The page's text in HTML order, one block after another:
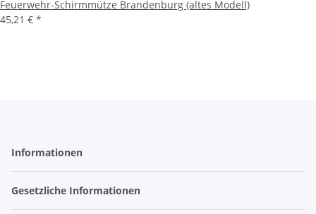
Feuerwehr-Schirmmütze Brandenburg (altes Modell)
45,21 € *
Informationen
Gesetzliche Informationen